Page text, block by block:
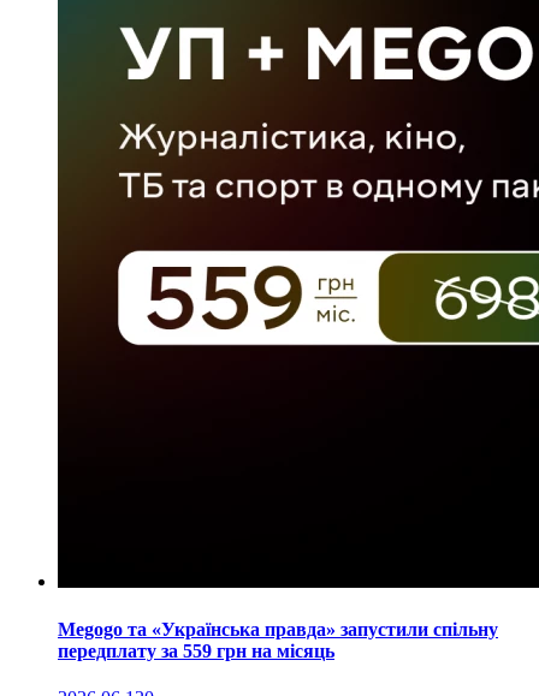
Megogo та «Українська правда» запустили спільну
передплату за 559 грн на місяць